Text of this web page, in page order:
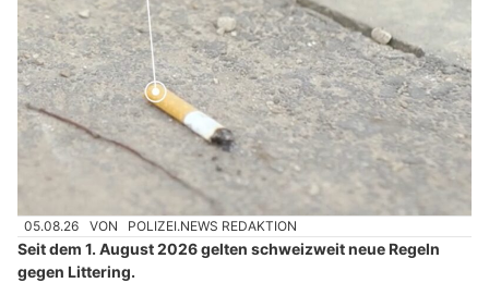
05.08.26 VON POLIZEI.NEWS REDAKTION
Seit dem 1. August 2026 gelten schweizweit neue Regeln
gegen Littering.